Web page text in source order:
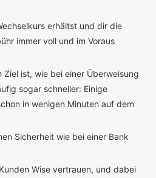
erhältst und dir die
immer voll und im Voraus
Ziel ist, wie bei einer Überweisung
sogar schneller: Einige
in wenigen Minuten auf dem
Sicherheit wie bei einer Bank
Wise vertrauen, und dabei